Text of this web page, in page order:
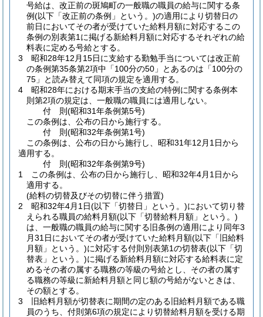
号給は、改正前の斑鳩町の一般職の職員の給与に関する条
例(以下「改正前の条例」という。)の適用により切替日の
前日においてその者が受けていた給料月額に対応するこの
条例の別表第1に掲げる新給料月額に対応するそれぞれの給
料表に定める号給とする。
3
昭和28年12月15日に支給する勤勉手当については改正前
の条例第35条第2項中「100分の50」とあるのは「100分の
75」と読み替えて同項の規定を適用する。
4
昭和28年における期末手当の支給の特例に関する条例本
則第2項の規定は、一般職の職員には適用しない。
付 則(昭和31年条例第5号)
この条例は、公布の日から施行する。
付 則(昭和32年条例第1号)
この条例は、公布の日から施行し、昭和31年12月1日から
適用する。
付 則(昭和32年条例第9号)
1
この条例は、公布の日から施行し、昭和32年4月1日から
適用する。
(給料の切替及びその切替に伴う措置)
2
昭和32年4月1日(以下「切替日」という。)において切り替
えられる職員の給料月額(以下「切替給料月額」という。)
は、一般職の職員の給与に関する旧条例の適用により同年3
月31日においてその者が受けていた給料月額(以下「旧給料
月額」という。)に対応する付則別表第1の切替表(以下「切
替表」という。)に掲げる新給料月額に対応する給料表に定
めるその者の属する職務の等級の号給とし、その者の属す
る職務の等級に新給料月額と同じ額の号給がないときは、
その額とする。
3
旧給料月額が切替表に期間の定のある旧給料月額である職
員のうち、付則第6項の規定により切替給料月額を受ける期